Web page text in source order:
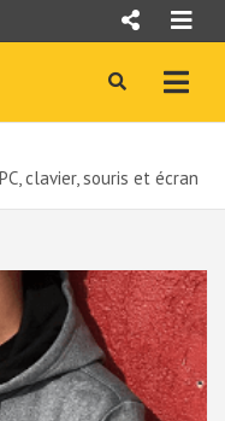
clavier, souris et écran